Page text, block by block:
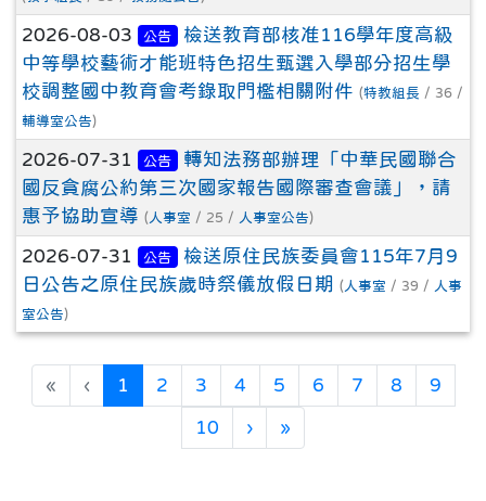
2026-08-03 公告
檢送教育部核准116學年度高級
中等學校藝術才能班特色招生甄選入學部分招生學
校調整國中教育會考錄取門檻相關附件 (特教組長 / 36 /
輔導室公告)
2026-07-31 公告
轉知法務部辦理「中華民國聯合
國反貪腐公約第三次國家報告國際審查會議」，請
惠予協助宣導 ( 人事室 / 25 / 人事室公告)
2026-07-31 公告
檢送原住民族委員會115年7月9
日公告之原住民族歲時祭儀放假日期
( 人事室 / 39 /
人事
室公告)
« ‹ 1 (目前頁次)
2 3 4 5 6 7 8 9
10 ›下一頁
»最後頁